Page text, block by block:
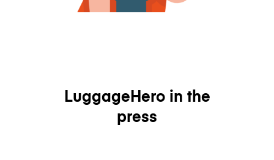
LuggageHero in the
press